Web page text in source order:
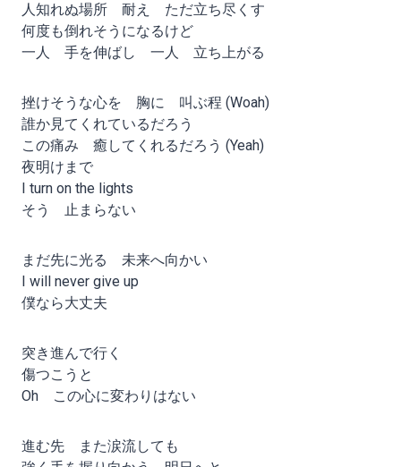
人知れぬ場所 耐え ただ立ち尽くす
何度も倒れそうになるけど
一人 手を伸ばし 一人 立ち上がる
挫けそうな心を 胸に 叫ぶ程 (Woah)
誰か見てくれているだろう
この痛み 癒してくれるだろう (Yeah)
夜明けまで
I turn on the lights
そう 止まらない
まだ先に光る 未来へ向かい
I will never give up
僕なら大丈夫
突き進んで行く
傷つこうと
Oh この心に変わりはない
進む先 また涙流しても